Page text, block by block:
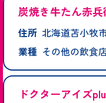
炭焼き牛たん赤
住所 北海道苫小牧
業種 その他の飲食
ドクターアイズ